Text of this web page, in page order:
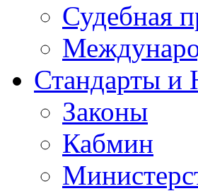
Судебная
Стандарты и
Законы
Кабмин